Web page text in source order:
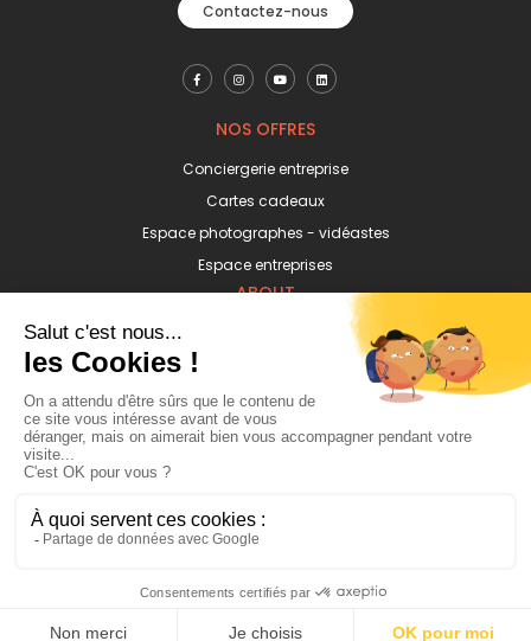
Contactez-nous
NOS OFFRES
Conciergerie entreprise
Cartes cadeaux
Espace photographes - vidéastes
Espace entreprises
ABOUT
CGV & CGU
Blog
© PhotoPresta 2026 - Tous droits réservés